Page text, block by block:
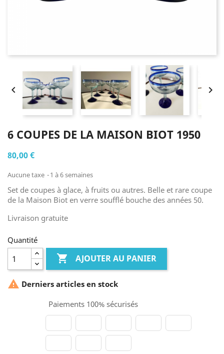
 
6 COUPES DE LA MAISON BIOT 1950
80,00 €
Aucune taxe 1 à 6 semaines
Set de coupes à glace, à fruits ou autres. Belle et rare coupe
de la Maison Biot en verre soufflé bouche des années 50.
Livraison gratuite
Quantité
 AJOUTER AU PANIER
 Derniers articles en stock
Paiements 100% sécurisés